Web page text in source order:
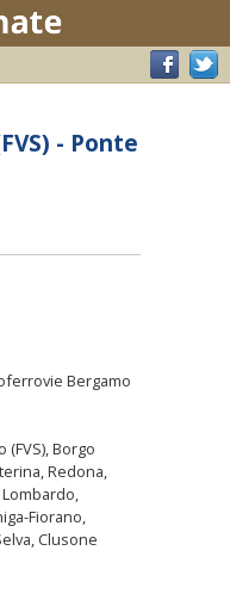
- Ponte
Bergamo
(FVS), Borgo
Redona,
Fiorano,
Clusone